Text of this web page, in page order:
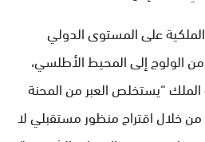
على المستوى الدولي
الولوج إلى المحيط الأطلسي،
الملك “يستخلص العبر من المحنة
من خلال اقتراح منظور مستقبلي لا